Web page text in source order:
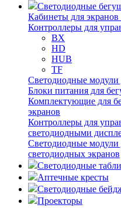
Светодиодные
Кабинеты для
Контроллеры для
BX
HD
HUB
TF
Светодиодные модули
Блоки питания для
Комплектующие для
экранов
Контроллеры для
светодиодными
Светодиодные модули
светодиодных экранов
Светодиодные
Аптечные кресты
Светодиодные
Проекторы